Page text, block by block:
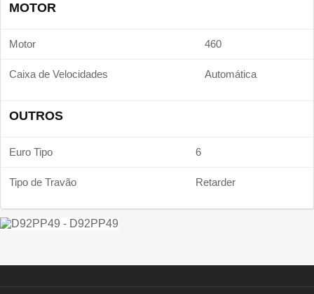
MOTOR
Motor 460
Caixa de Velocidades Automática
OUTROS
Euro Tipo 6
Tipo de Travão Retarder